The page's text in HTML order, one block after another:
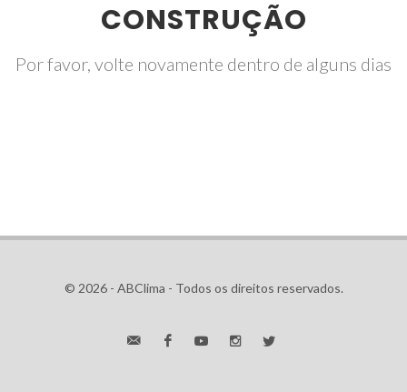
CONSTRUÇÃO
Por favor, volte novamente dentro de alguns dias
© 2026 - ABClima - Todos os direitos reservados.